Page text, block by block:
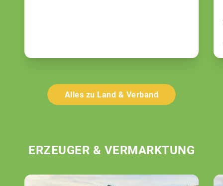
Alles zu Land & Verband
ERZEUGER & VERMARKTUNG